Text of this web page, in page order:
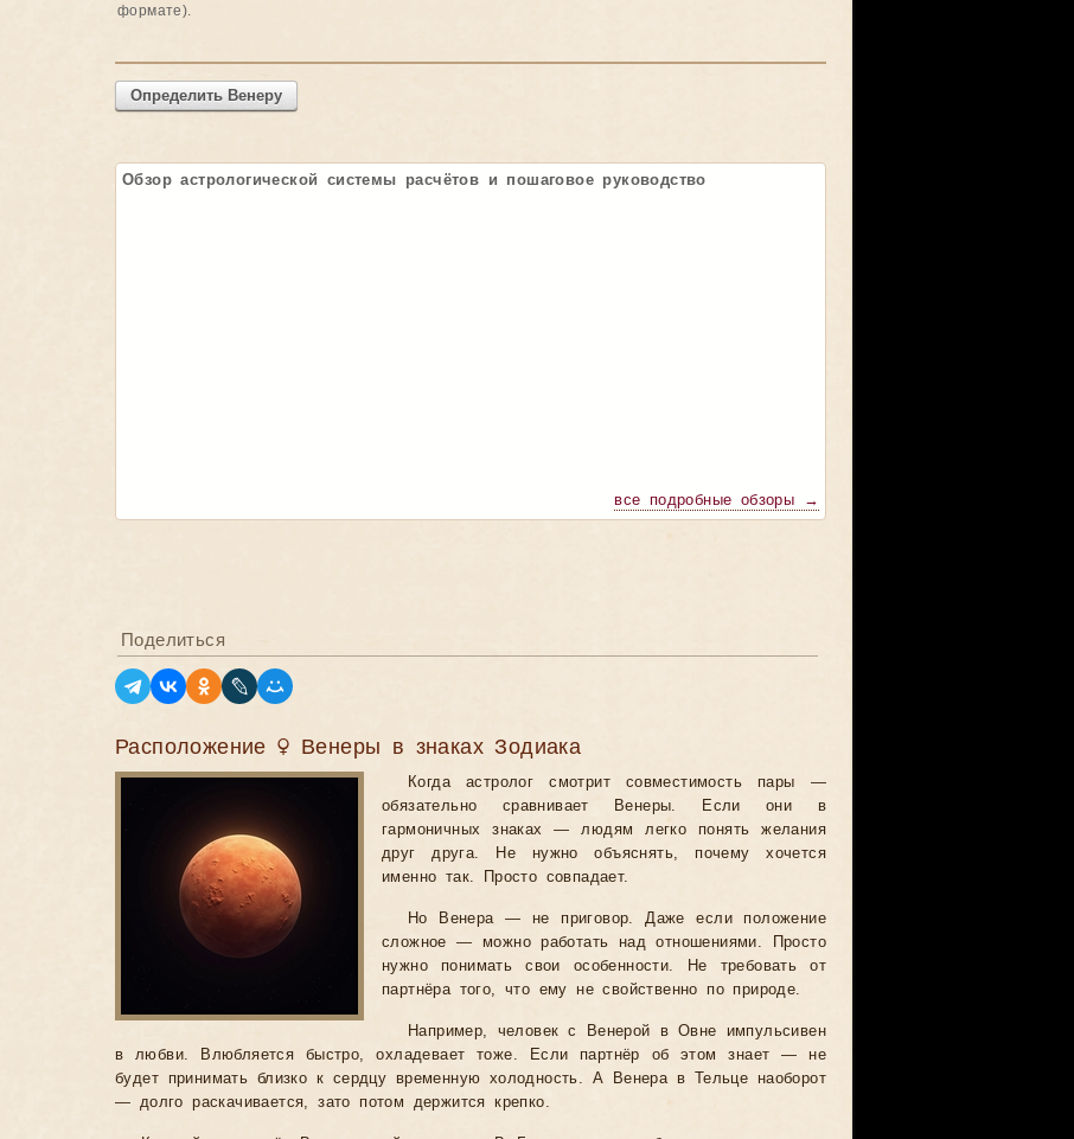
формате).
Определить Венеру
Обзор астрологической системы расчётов и пошаговое руководство
все подробные обзоры →
Поделиться
Расположение ♀ Венеры в знаках Зодиака
Когда астролог смотрит совместимость пары —
обязательно сравнивает Венеры. Если они в
гармоничных знаках — людям легко понять желания
друг друга. Не нужно объяснять, почему хочется
именно так. Просто совпадает.
Но Венера — не приговор. Даже если положение
сложное — можно работать над отношениями. Просто
нужно понимать свои особенности. Не требовать от
партнёра того, что ему не свойственно по природе.
Например, человек с Венерой в Овне импульсивен
в любви. Влюбляется быстро, охладевает тоже. Если партнёр об этом знает — не
будет принимать близко к сердцу временную холодность. А Венера в Тельце наоборот
— долго раскачивается, зато потом держится крепко.